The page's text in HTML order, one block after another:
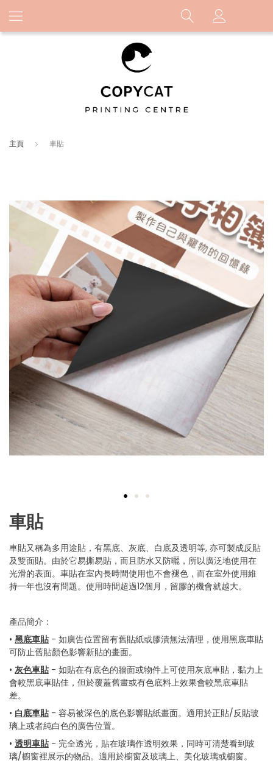
主頁 車貼
end
of
gallery
to
the
of
the
images
gallery
車貼
車貼又稱為多用途貼，有黑底、灰底、白底及透明等, 亦可製成反貼
及雙面貼。由於它易撕易貼，而且防水又防曬，所以廣泛地使用在
光滑的表面。車貼在室內長時間使用也不會褪色，而在室外使用維
持一年也沒有問題。使用時間超過12個月，留膠的機會就越大。
產品簡介：
• 黑底車貼- 如廣告位置留有舊貼紙或膠漬無法清理，使用黑底車貼
可防止舊貼顏色影響新貼的畫面。
• 灰色車貼- 如貼在有底色的牆面或物件上可使用灰底車貼，黏力上
會較黑底車貼佳，但於覆蓋舊畫或有色底料上效果會較黑底車貼
差。
• 白底車貼- 容易被深色的底色影響貼紙畫面。適用於正貼/反貼玻
璃上或者純白色的廣告位置。
• 透明車貼- 完全透光，貼在玻璃作透明效果，同時可清楚看到玻
璃/櫥窗裡展示的物品。適用於櫥窗及玻璃上、美化玻璃或櫥窗。